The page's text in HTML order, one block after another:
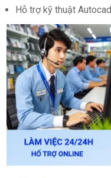
Hỗ trợ kỹ thuật Autocad